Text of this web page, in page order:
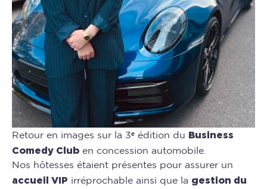
Retour en images sur la 3ᵉ édition du Business
Comedy Club en concession automobile.
Nos hôtesses étaient présentes pour assurer un
accueil VIP irréprochable ainsi que la gestion du